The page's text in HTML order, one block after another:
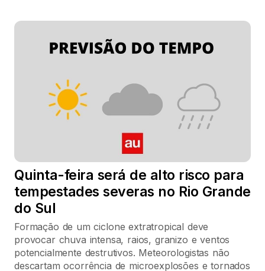
Quinta-feira será de alto risco para
tempestades severas no Rio Grande
do Sul
Formação de um ciclone extratropical deve
provocar chuva intensa, raios, granizo e ventos
potencialmente destrutivos. Meteorologistas não
descartam ocorrência de microexplosões e tornados